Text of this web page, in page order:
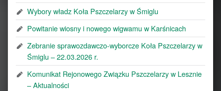
Wybory władz Koła Pszczelarzy w Śmiglu
Powitanie wiosny i nowego wigwamu w Karśnicach
Zebranie sprawozdawczo-wyborcze Koła Pszczelarzy w
Śmiglu – 22.03.2026 r.
Komunikat Rejonowego Związku Pszczelarzy w Lesznie
– Aktualności